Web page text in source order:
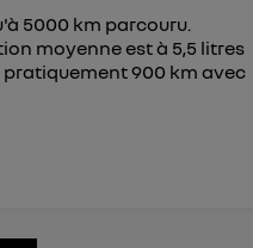
5000 km parcouru.
moyenne est à 5,5 litres
pratiquement 900 km avec